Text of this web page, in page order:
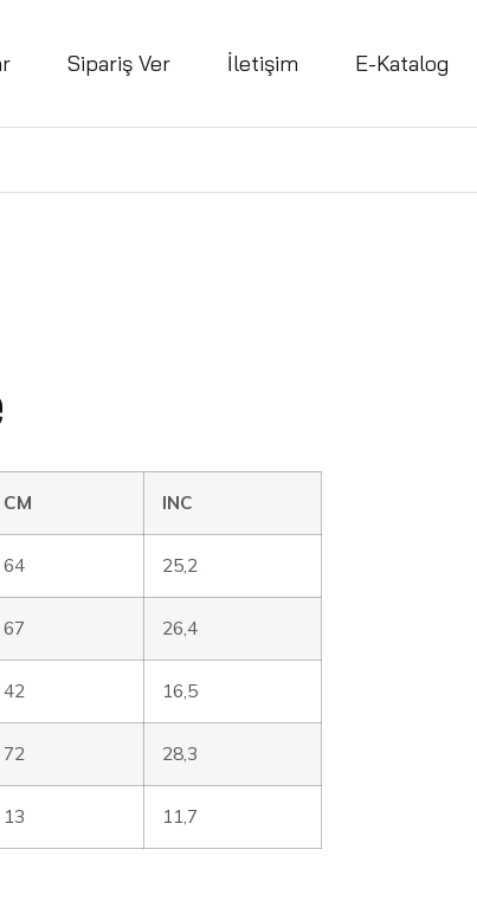
Sipariş Ver İletişim E-Katalog
CM INC
64 25,2
67 26,4
42 16,5
72 28,3
13 11,7